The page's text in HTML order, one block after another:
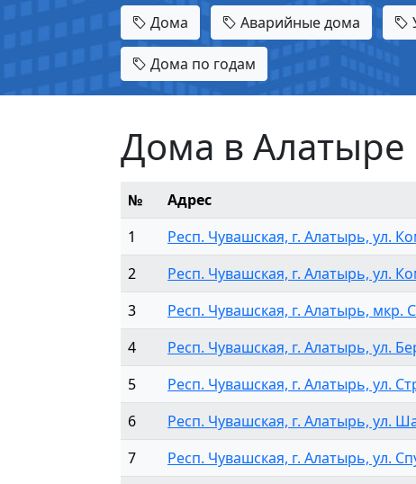
Дома Аварийные дома
Дома по годам
Дома в Алатыре
№ Адрес
1
Респ. Чувашская, г. Алатырь, ул.
2
Респ. Чувашская, г. Алатырь, ул.
3
Респ. Чувашская, г. Алатырь, мкр.
4
Респ. Чувашская, г. Алатырь, ул.
5
Респ. Чувашская, г. Алатырь, ул.
6
Респ. Чувашская, г. Алатырь, ул.
7
Респ. Чувашская, г. Алатырь, ул.